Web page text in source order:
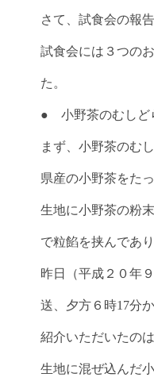
さて、試食会の報告
試食会には３つの
た。
● 小野茶のむしど
まず、小野茶のむ
県産の小野茶をた
生地に小野茶の粉
で粒餡を挟んであり
昨日（平成２０年
送、夕方６時17分
紹介いただいたの
生地に混ぜ込んだ